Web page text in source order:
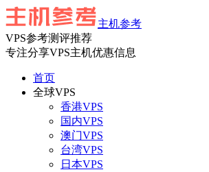
主机参考
VPS参考测评推荐
专注分享VPS主机优惠信息
首页
全球VPS
香港VPS
国内VPS
澳门VPS
台湾VPS
日本VPS